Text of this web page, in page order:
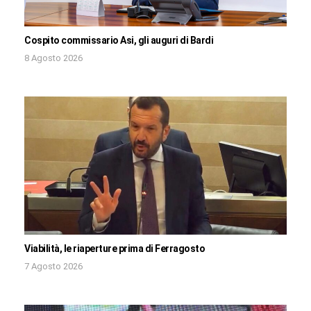
Cospito commissario Asi, gli auguri di Bardi
8 Agosto 2026
Viabilità, le riaperture prima di Ferragosto
7 Agosto 2026